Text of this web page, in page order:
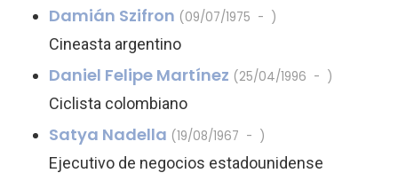
Damián Szifron (09/07/1975 - )
Cineasta argentino
Daniel Felipe Martínez (25/04/1996 - )
Ciclista colombiano
Satya Nadella (19/08/1967 - )
Ejecutivo de negocios estadounidense